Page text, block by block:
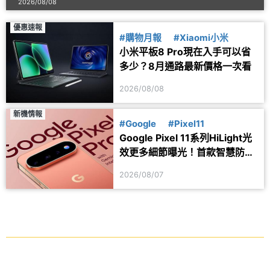
優惠速報
#購物月報 #Xiaomi小米
小米平板8 Pro現在入手可以省
多少？8月通路最新價格一次看
2026/08/08
新機情報
#Google #Pixel11
Google Pixel 11系列HiLight光
效更多細節曝光！首款智慧防丟
2026/08/07